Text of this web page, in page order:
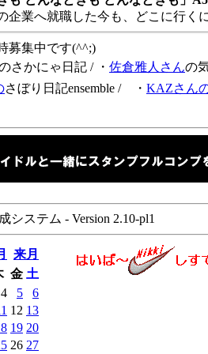
企業へ就職した今も、どこに行
募集中です(^^;)
さかにゃ日記 / ・ 佐倉雅人さんの
さぼり日記ensemble / ・ KAZさん
システム - Version 2.10-pl1
来月
金 土
4 5
6
12 13
19 20
26 27